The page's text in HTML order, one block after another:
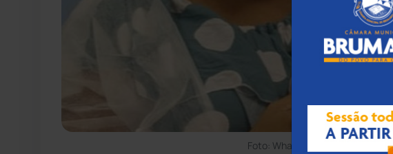
Foto: WhatsApp/Achei Sudoeste